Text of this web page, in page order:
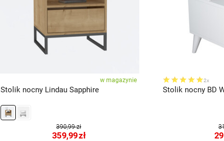
w magazynie
Stolik nocny Lindau Sapphire
390,99 zł
359,99zł
2x
Stolik nocny BD